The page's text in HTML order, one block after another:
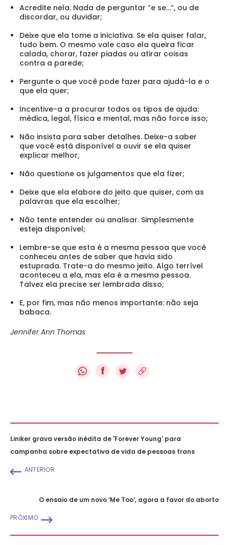
Acredite nela. Nada de perguntar “e se…”, ou de
discordar, ou duvidar;
Deixe que ela tome a iniciativa. Se ela quiser falar,
tudo bem. O mesmo vale caso ela queira ficar
calada, chorar, fazer piadas ou atirar coisas
contra a parede;
Pergunte o que você pode fazer para ajudá-la e o
que ela quer;
Incentive-a a procurar todos os tipos de ajuda:
médica, legal, física e mental, mas não force isso;
Não insista para saber detalhes. Deixe-a saber
que você está disponível a ouvir se ela quiser
explicar melhor;
Não questione os julgamentos que ela fizer;
Deixe que ela elabore do jeito que quiser, com as
palavras que ela escolher;
Não tente entender ou analisar. Simplesmente
esteja disponível;
Lembre-se que esta é a mesma pessoa que você
conheceu antes de saber que havia sido
estuprada. Trate-a do mesmo jeito. Algo terrível
aconteceu a ela, mas ela é a mesma pessoa.
Talvez ela precise ser lembrada disso;
E, por fim, mas não menos importante: não seja
babaca.
Jennifer Ann Thomas
f
Liniker grava versão inédita de 'Forever Young' para
campanha sobre expectativa de vida de pessoas trans
ANTERIOR
O ensaio de um novo ‘Me Too’, agora a favor do aborto
PRÓXIMO